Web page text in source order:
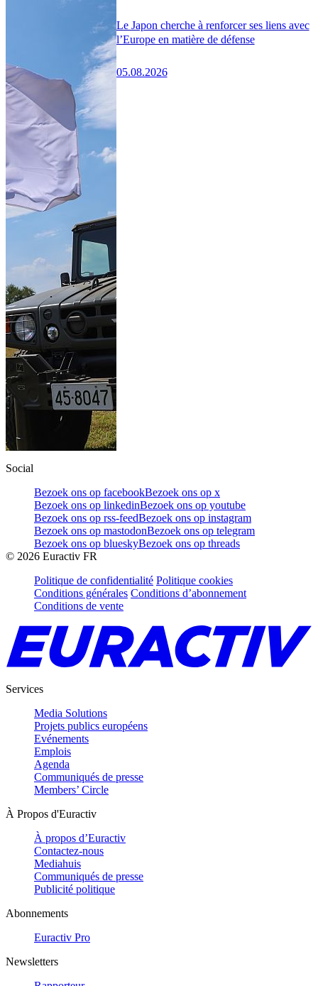
Le Japon cherche à renforcer ses liens avec
l’Europe en matière de défense
05.08.2026
Social
Bezoek ons op facebookBezoek ons op x
Bezoek ons op linkedinBezoek ons op youtube
Bezoek ons op rss-feedBezoek ons op instagram
Bezoek ons op mastodonBezoek ons op telegram
Bezoek ons op blueskyBezoek ons op threads
© 2026 Euractiv FR
Politique de confidentialité Politique cookies
Conditions générales Conditions d’abonnement
Conditions de vente
Services
Media Solutions
Projets publics européens
Evénements
Emplois
Agenda
Communiqués de presse
Members’ Circle
À Propos d'Euractiv
À propos d’Euractiv
Contactez-nous
Mediahuis
Communiqués de presse
Publicité politique
Abonnements
Euractiv Pro
Newsletters